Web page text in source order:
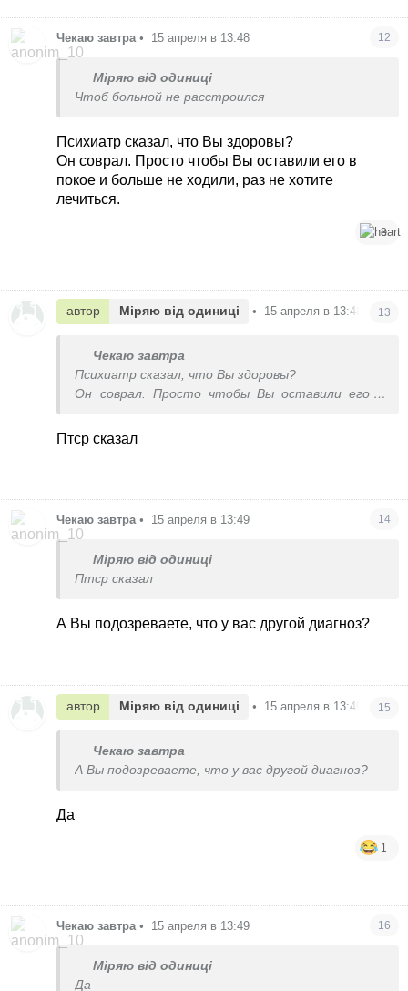
Чекаю завтра • 15 апреля в 13:48 12
Міряю від одиниці
Чтоб больной не расстроился
Психиатр сказал, что Вы здоровы?
Он соврал. Просто чтобы Вы оставили его в
покое и больше не ходили, раз не хотите
лечиться.
3
автор Міряю від одиниці • 15 апреля в 13:48 13
Чекаю завтра
Психиатр сказал, что Вы здоровы?
Он соврал. Просто чтобы Вы оставили его в
Птср сказал
Чекаю завтра • 15 апреля в 13:49 14
Міряю від одиниці
Птср сказал
А Вы подозреваете, что у вас другой диагноз?
автор Міряю від одиниці • 15 апреля в 13:49 15
Чекаю завтра
А Вы подозреваете, что у вас другой диагноз?
Да
1
Чекаю завтра • 15 апреля в 13:49 16
Міряю від одиниці
Да